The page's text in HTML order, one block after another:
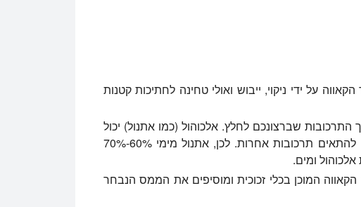
על ידי ניקוי, ייבוש ואולי טחינה לחתיכות קטנות
שברצונכם לחלץ. אלכוהול (כמו אתנול) יכול
לשמש kavalactones, בעוד מים עשויים להתאים תרכובות אחרות. לכן, אתנול מימי 60%-70%
ומים.
המוכן בכלי זכוכית ומוסיפים את הממס הנבחר